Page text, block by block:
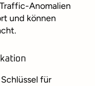
Anomalien
und können
für